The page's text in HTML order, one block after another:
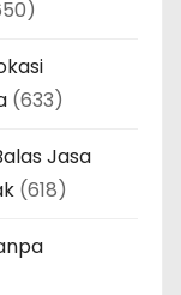
(633)
Jasa
(618)